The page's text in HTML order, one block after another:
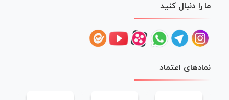
ما را دنبال کنید
نمادهای اعتماد